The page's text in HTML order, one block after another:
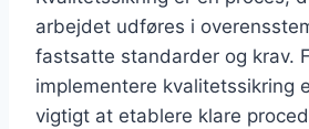
arbejdet udføres i
fastsatte standarder og krav.
implementere kvalitetssikring
vigtigt at etablere klare